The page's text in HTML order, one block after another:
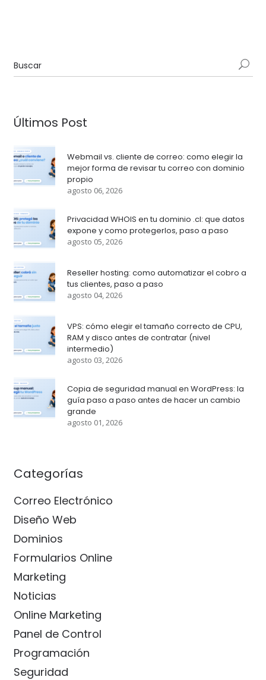
Últimos Post
Webmail vs. cliente de correo: como elegir la
mejor forma de revisar tu correo con dominio
propio
agosto 06, 2026
Privacidad WHOIS en tu dominio .cl: que datos
expone y como protegerlos, paso a paso
agosto 05, 2026
Reseller hosting: como automatizar el cobro a
tus clientes, paso a paso
agosto 04, 2026
VPS: cómo elegir el tamaño correcto de CPU,
RAM y disco antes de contratar (nivel
intermedio)
agosto 03, 2026
Copia de seguridad manual en WordPress: la
guía paso a paso antes de hacer un cambio
grande
agosto 01, 2026
Categorías
Correo Electrónico
Diseño Web
Dominios
Formularios Online
Marketing
Noticias
Online Marketing
Panel de Control
Programación
Seguridad